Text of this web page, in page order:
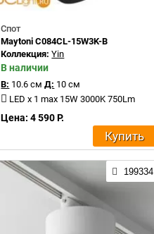
Спот
Maytoni C084CL-15W3K-B
Коллекция:Yin
В наличии
В: 10.6 см Д: 10 см
LED x 1 max 15W 3000K 750Lm
Цена: 4 590 Р.
Купить
199334